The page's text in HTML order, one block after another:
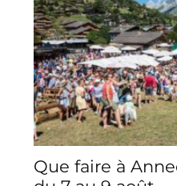
Que faire à